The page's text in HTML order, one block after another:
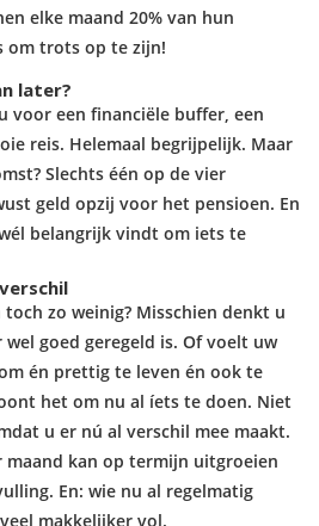
elke maand 20% van hun
om trots op te zijn!
later?
voor een financiële buffer, een
reis. Helemaal begrijpelijk. Maar
Slechts één op de vier
geld opzij voor het pensioen. En
belangrijk vindt om iets te
zo weinig? Misschien denkt u
goed geregeld is. Of voelt uw
én prettig te leven én ook te
het om nu al íets te doen. Niet
u er nú al verschil mee maakt.
maand kan op termijn uitgroeien
En: wie nu al regelmatig
makkelijker vol.